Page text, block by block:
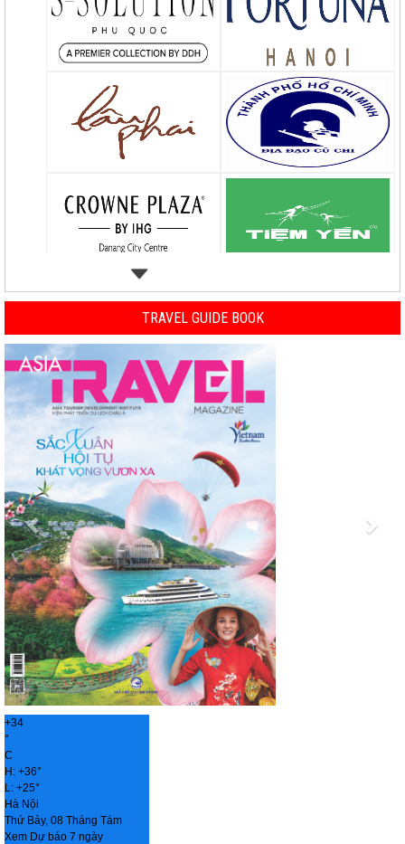
TRAVEL GUIDE BOOK
Previous
+34
°
C
H: +36°
L: +25°
Hà Nội
Thứ Bảy, 08 Tháng Tám
Xem Dự báo 7 ngày